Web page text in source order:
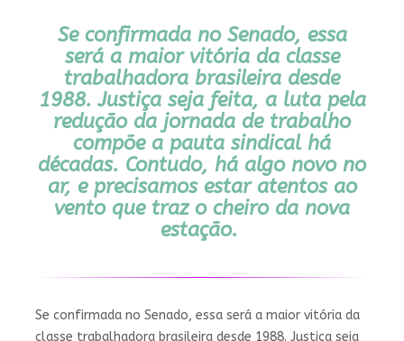
Se confirmada no Senado, essa
será a maior vitória da classe
trabalhadora brasileira desde
1988. Justiça seja feita, a luta pela
redução da jornada de trabalho
compõe a pauta sindical há
décadas. Contudo, há algo novo no
ar, e precisamos estar atentos ao
vento que traz o cheiro da nova
estação.
Se confirmada no Senado, essa será a maior vitória da
classe trabalhadora brasileira desde 1988. Justiça seja